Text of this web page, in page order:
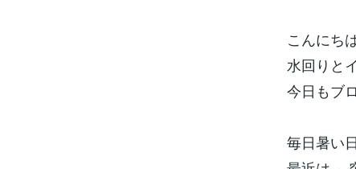
こんにち
水回りと
今日もブ
毎日暑い